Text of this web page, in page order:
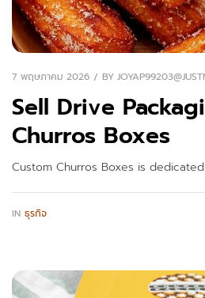
7 พฤษภาคม 2026 BY
Sell Drive
Churros Boxes
Custom Churros Boxes is
IN ธุรกิจ